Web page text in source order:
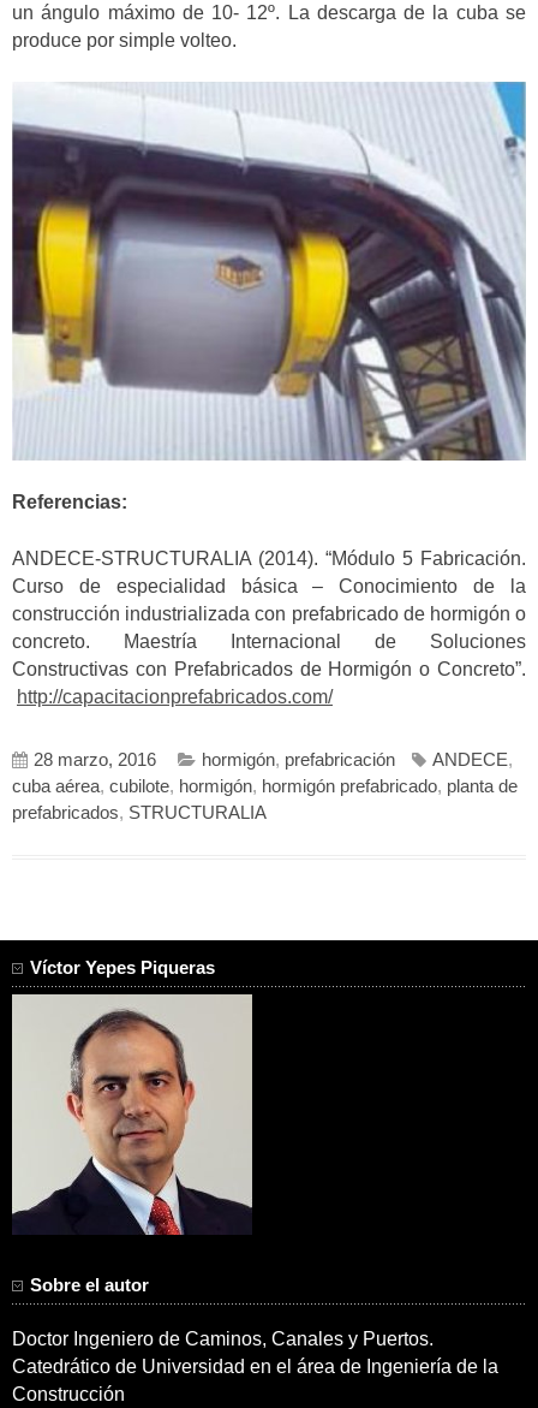
un ángulo máximo de 10- 12º. La descarga de la cuba se
produce por simple volteo.
Referencias:
ANDECE-STRUCTURALIA (2014). “Módulo 5 Fabricación.
Curso de especialidad básica – Conocimiento de la
construcción industrializada con prefabricado de hormigón o
concreto. Maestría Internacional de Soluciones
Constructivas con Prefabricados de Hormigón o Concreto”.
http://capacitacionprefabricados.com/
28 marzo, 2016 hormigón, prefabricación ANDECE,
cuba aérea, cubilote, hormigón, hormigón prefabricado, planta de
prefabricados, STRUCTURALIA
Víctor Yepes Piqueras
Sobre el autor
Doctor Ingeniero de Caminos, Canales y Puertos.
Catedrático de Universidad en el área de Ingeniería de la
Construcción